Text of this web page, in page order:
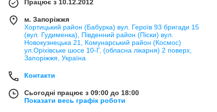
Працює з 10.12.2012
м. Запоріжжя
Хортицький район (Бабурка) вул. Героїв 93 бригади 15
(вул. Гудименка), Південний район (Піски) вул.
Новокузнецька 21, Комунарський район (Космос)
ул.Оріхівське шосе 10-Г, (обласна лікарня) 2 поверх,
Запоріжжя, Україна
Контакти
Сьогодні працює з 09:00 до 18:00
Показати весь графік роботи